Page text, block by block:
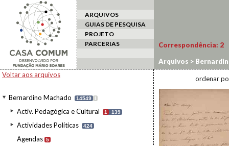
ARQUIVOS
GUIAS DE PESQUISA
PROJETO
PARCERIAS
Voltar aos arquivos
Bernardino Machado 14549 I
Activ. Pedagógica e Cultural 1 139
Actividades Políticas 424
Agendas 5
Correspondência: 2
Arquivos >
ordenar